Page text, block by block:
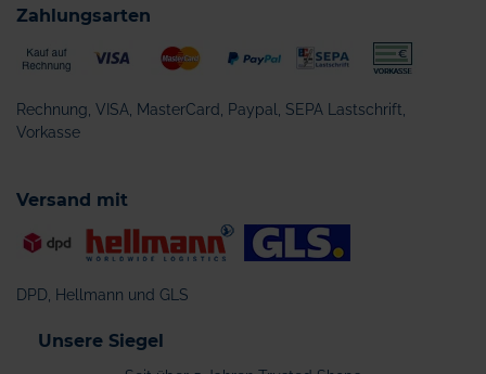
Zahlungsarten
Rechnung, VISA, MasterCard, Paypal, SEPA Lastschrift,
Vorkasse
Versand mit
DPD, Hellmann und GLS
Unsere Siegel